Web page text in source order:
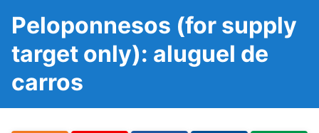
Peloponnesos (for supply
target only): aluguel de
carros